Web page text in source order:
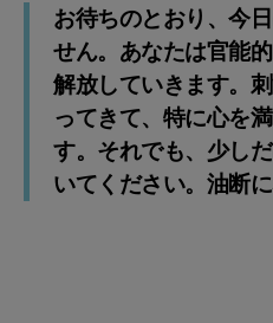
お待ちのとおり、今
せん。あなたは官能
解放していきます。
ってきて、特に心を
す。それでも、少し
いてください。油断